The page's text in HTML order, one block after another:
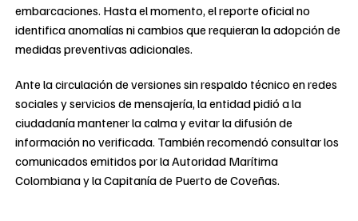
embarcaciones. Hasta el momento, el reporte oficial no
identifica anomalías ni cambios que requieran la adopción de
medidas preventivas adicionales.
Ante la circulación de versiones sin respaldo técnico en redes
sociales y servicios de mensajería, la entidad pidió a la
ciudadanía mantener la calma y evitar la difusión de
información no verificada. También recomendó consultar los
comunicados emitidos por la Autoridad Marítima
Colombiana y la Capitanía de Puerto de Coveñas.